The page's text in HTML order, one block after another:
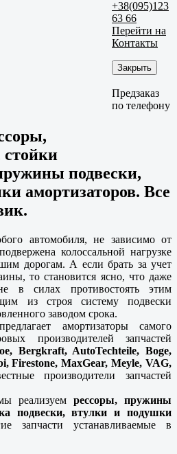
+38(095)123
63 66
Перейти на
Контакты
Закрыть
Предзаказ
по телефону
подвески,
амортизаторов. Все
автомобиля, не зависимо от
колоссальной нагрузке
дорогам. А если брать за учет
то становится ясно, что даже
в силах противостоять этим
из строя систему подвески
заводом срока.
амортизаторы самого
производителей запчастей
Bergkraft, AutoTechteile, Boge,
Firestone, MaxGear, Meyle, VAG,
производители запчастей
реализуем рессоры, пружины
подвески, втулки и подушки
запчасти устанавливаемые в